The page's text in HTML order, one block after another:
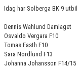
ÅRSHJUL
Idag har Solberga BK 9
Dennis Wahlund Damlaget
Osvaldo Vergara F10
Tomas Fasth F10
Sara Nordlund F13
Johanna Johansson F14/15